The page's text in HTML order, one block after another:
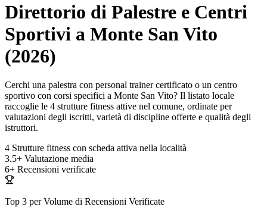
Direttorio di Palestre e Centri
Sportivi a Monte San Vito
(2026)
Cerchi una palestra con personal trainer certificato o un centro
sportivo con corsi specifici a Monte San Vito? Il listato locale
raccoglie le 4 strutture fitness attive nel comune, ordinate per
valutazioni degli iscritti, varietà di discipline offerte e qualità degli
istruttori.
4 Strutture fitness con scheda attiva nella località
3.5+ Valutazione media
6+ Recensioni verificate
Top 3 per Volume di Recensioni Verificate